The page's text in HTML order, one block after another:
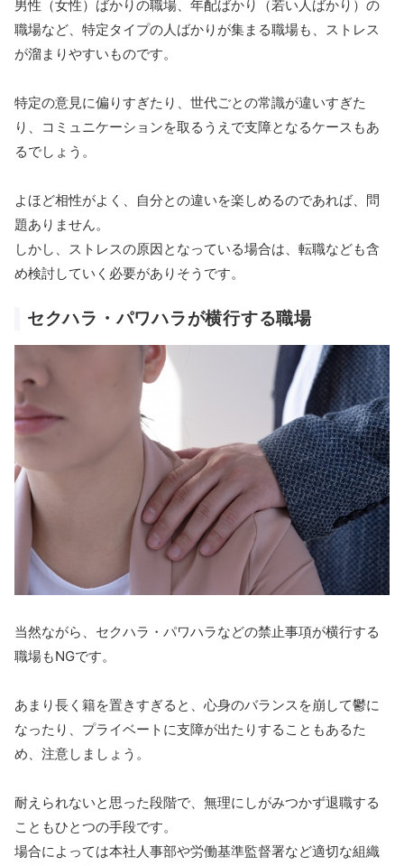
男性（女性）ばかりの職場、年配ばかり（若い人ばかり）の
職場など、特定タイプの人ばかりが集まる職場も、ストレス
が溜まりやすいものです。
特定の意見に偏りすぎたり、世代ごとの常識が違いすぎた
り、コミュニケーションを取るうえで支障となるケースもあ
るでしょう。
よほど相性がよく、自分との違いを楽しめるのであれば、問
題ありません。
しかし、ストレスの原因となっている場合は、転職なども含
め検討していく必要がありそうです。
セクハラ・パワハラが横行する職場
当然ながら、セクハラ・パワハラなどの禁止事項が横行する
職場もNGです。
あまり長く籍を置きすぎると、心身のバランスを崩して鬱に
なったり、プライベートに支障が出たりすることもあるた
め、注意しましょう。
耐えられないと思った段階で、無理にしがみつかず退職する
こともひとつの手段です。
場合によっては本社人事部や労働基準監督署など適切な組織